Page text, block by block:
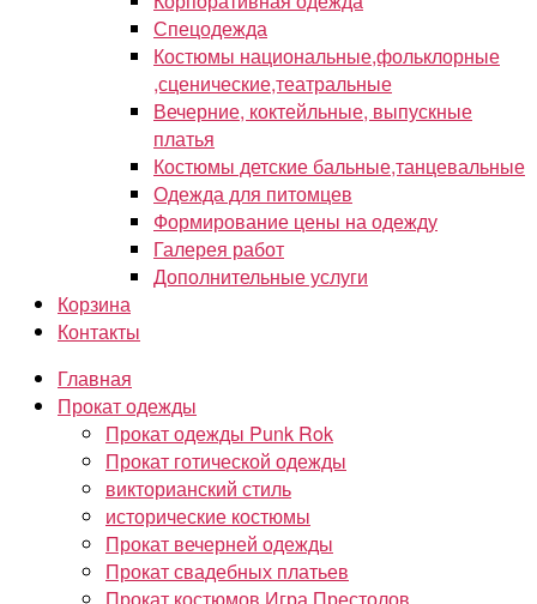
Спецодежда
Костюмы национальные,фольклорные
,сценические,театральные
Вечерние, коктейльные, выпускные
платья
Костюмы детские бальные,танцевальные
Одежда для питомцев
Формирование цены на одежду
Галерея работ
Дополнительные услуги
Корзина
Контакты
Главная
Прокат одежды
Прокат одежды Punk Rok
Прокат готической одежды
викторианский стиль
исторические костюмы
Прокат вечерней одежды
Прокат свадебных платьев
Прокат костюмов Игра Престолов